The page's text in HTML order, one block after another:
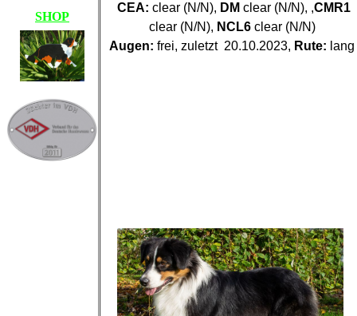
SHOP
CEA: clear (N/N), DM clear (N/N), ,CMR1
clear (N/N), NCL6clear (N/N)
Augen: frei, zuletzt 20.10.2023, Rute: lang